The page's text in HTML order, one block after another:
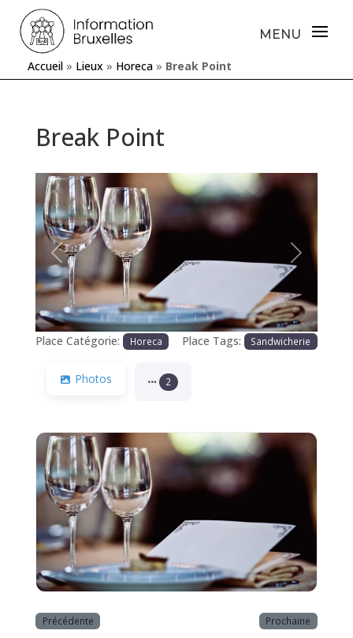
Accueil » Lieux » Horeca » Break Point
Break Point
Précédente Prochaine
Place Catégorie: Horeca Place Tags: Sandwicherie
Photos 2
Précédente Prochaine